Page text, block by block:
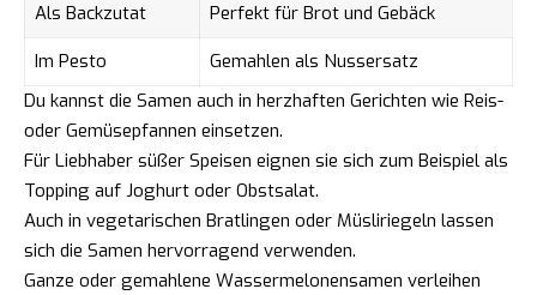
Als Backzutat
Perfekt für Brot und Gebäck
Im Pesto
Gemahlen als Nussersatz
Du kannst die Samen auch in herzhaften Gerichten wie Reis-
oder Gemüsepfannen einsetzen.
Für Liebhaber süßer Speisen eignen sie sich zum Beispiel als
Topping auf Joghurt oder Obstsalat.
Auch in vegetarischen Bratlingen oder Müsliriegeln lassen
sich die Samen hervorragend verwenden.
Ganze oder gemahlene Wassermelonensamen verleihen